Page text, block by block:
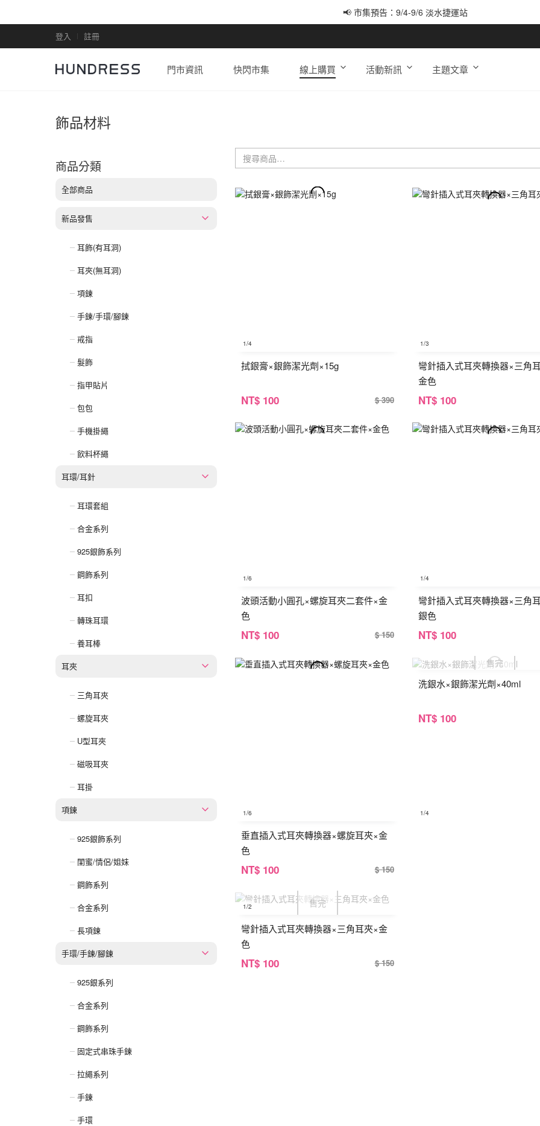
📢 市集預告：9/12-9/13 八里海巡基地
登入 註冊
門市資訊 快閃市集 線上購買 活動新訊 主題文章
飾品材料
商品分類
全部商品
新品發售
耳飾(有耳洞)
耳夾(無耳洞)
項鍊
手鍊/手環/腳鍊
戒指
髮飾
指甲貼片
包包
手機掛繩
飲料杯繩
耳環/耳針
耳環套組
合金系列
925銀飾系列
鋼飾系列
耳扣
轉珠耳環
養耳棒
耳夾
三角耳夾
螺旋耳夾
U型耳夾
磁吸耳夾
耳掛
項鍊
925銀飾系列
閨蜜/情侶/姐妹
鋼飾系列
合金系列
長項鍊
手環/手鍊/腳鍊
925銀系列
合金系列
鋼飾系列
固定式串珠手鍊
拉繩系列
手鍊
手環
1/4
拭銀膏×銀飾潔光劑×15g
NT$ 100 $ 390
1/3
彎針插入式耳夾轉換器×三角
金色
NT$ 100
1/6
波頭活動小圓孔×螺旋耳夾二套件×金
色
NT$ 100 $ 150
1/4
彎針插入式耳夾轉換器×三角
銀色
NT$ 100
1/6
垂直插入式耳夾轉換器×螺旋耳夾×金
色
NT$ 100 $ 150
1/4
洗銀水×銀飾潔光劑×40ml
NT$ 100
1/2
彎針插入式耳夾轉換器×三角耳夾×金
色
NT$ 100 $ 150